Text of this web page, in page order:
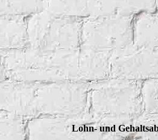
Lohn- und